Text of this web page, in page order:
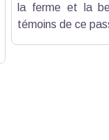
la ferme et la
témoins de ce